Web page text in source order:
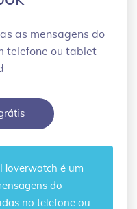
as mensagens do
telefone ou tablet
é um
do
no telefone ou